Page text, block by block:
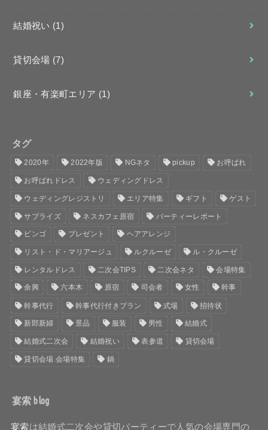
結婚祝い (1)
貸切会場 (7)
銀座・有楽町エリア (1)
タグ
2020年 2022年版 NGネタ pickup お呼ばれ
お呼ばれドレス ウェディングドレス
ウェディングレジストリ エリア特集 ギフト ゲスト
サプライズ ネスカフェ原宿 パーティーレポート
ビンゴ プレゼント ヘアアレンジ
リスト・ド・マリアージュ ルクルーゼ ル・クルーゼ
レンタルドレス 二次会TIPS 二次会ネタ 会場特集
余興 六本木 原宿 司会者 女性 幹事
幹事代行 幹事代行付きプラン 式場 招待状
新郎新婦 景品 服装 男性 結婚式
結婚式二次会 結婚祝い 表参道 貸切会場
貸切会場.会場特集 鍋
宴索 blog
宴索は結婚式二次会や貸切パーティーで人気の会場専門の